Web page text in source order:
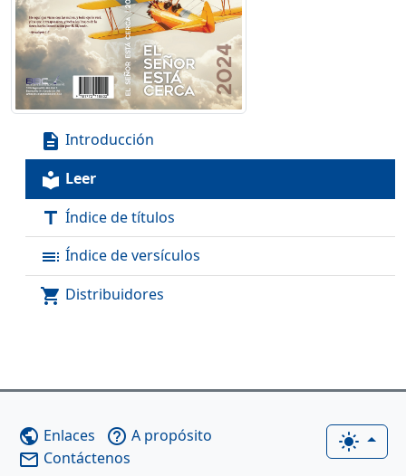
description Introducción
local_library Leer
title Índice de títulos
toc Índice de versículos
shopping_cart Distribuidores
light_mode
public Enlaces help_outline A propósito
mail_outline Contáctenos